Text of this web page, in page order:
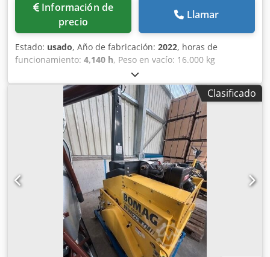
Información de
precio
Llamar
Estado: usado, Año de fabricación: 2022, horas de
funcionamiento: 4,140 h, Peso en vacío: 16.000 kg
Dimensiones (lxanxal): 622 x 230 x 299 cm Ubicación: El
Burgo de Ebro (Zaragoza) Rodillo de compactación usado,
de hombre sentado marca Bomag , modelo BW216 D5 . Se
trata de una apisonadora de ruedas y un solo tambor de
16 toneladas. Este versátil compactador se adapta sin
problema a cualquier lugar del trabajo, proporcionando
resultados de compactación y apisonamiento líderes del
sector en obras pequeñas o medianas, en trabajos de
construcción de infraestructura de transporte como
carreteras o construcción de edificios. El rodillo
compactador de ocasión BW216 D5 tiene un peso de
15.990 kg. y una anchura de tambor de 2,13 m. precio:
PRECIO A CONSULTAR Ancho de tambor: 2.130 mm
Diámetro de tambor: 1.500 mm Capacidad de depósito:
250 l Amplitud: 2,10/1,10 mm Dodpfx Alezi Eb Neaock CE
Clasificado